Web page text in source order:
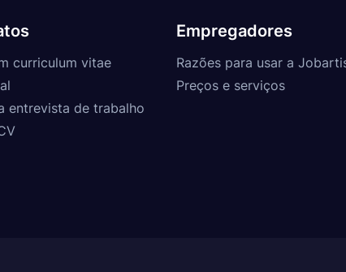
curriculum vitae
entrevista de trabalho
Empregadores
Razões para usar a
Preços e serviços